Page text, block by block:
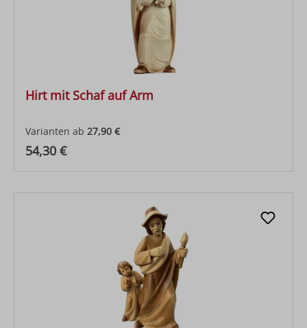
Hirt mit Schaf auf Arm
Varianten ab 27,90 €
Regulärer Preis:
54,30 €